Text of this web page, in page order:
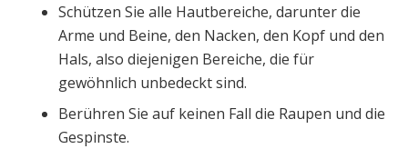
Schützen Sie alle Hautbereiche, darunter die
Arme und Beine, den Nacken, den Kopf und den
Hals, also diejenigen Bereiche, die für
gewöhnlich unbedeckt sind.
Berühren Sie auf keinen Fall die Raupen und die
Gespinste.